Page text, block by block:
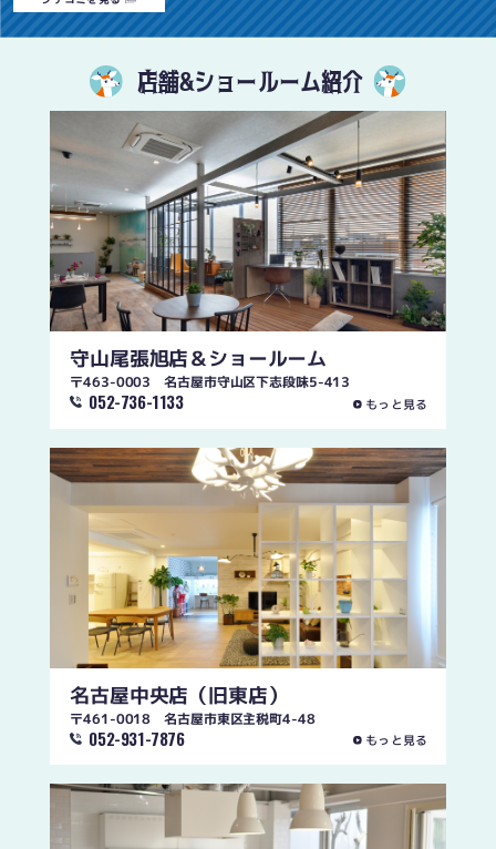
店舗&ショールーム紹介
守山尾張旭店＆ショールーム
〒463-0003 名古屋市守山区下志段味5-413
052-736-1133 もっと見る
名古屋中央店 （旧東店）
〒461-0018 名古屋市東区主税町4-48
052-931-7876 もっと見る